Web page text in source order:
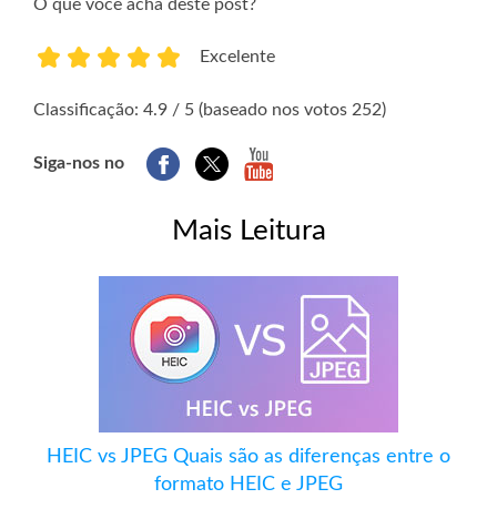
O que você acha deste post?
Excelente
Classificação: 4.9 / 5 (baseado nos votos 252)
Siga-nos no
Mais Leitura
HEIC vs JPEG Quais são as diferenças entre o
formato HEIC e JPEG